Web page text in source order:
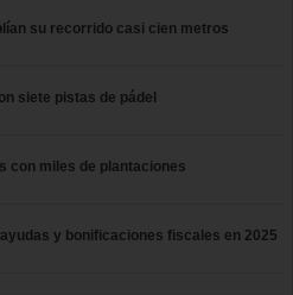
su recorrido casi cien metros
siete pistas de pádel
con miles de plantaciones
y bonificaciones fiscales en 2025